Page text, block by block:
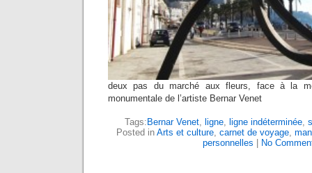
deux pas du marché aux fleurs, face à la
monumentale de l’artiste Bernar Venet
Tags: Bernar Venet, ligne, ligne indéterminée,
Posted in Arts et culture, carnet de voyage,
personnelles
No